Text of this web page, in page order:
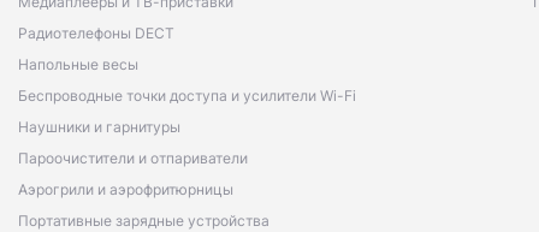
Радиотелефоны DECT
Напольные весы
Беспроводные точки доступа и усилители Wi-Fi
Наушники и гарнитуры
Пароочистители и отпариватели
Аэрогрили и аэрофритюрницы
Портативные зарядные устройства